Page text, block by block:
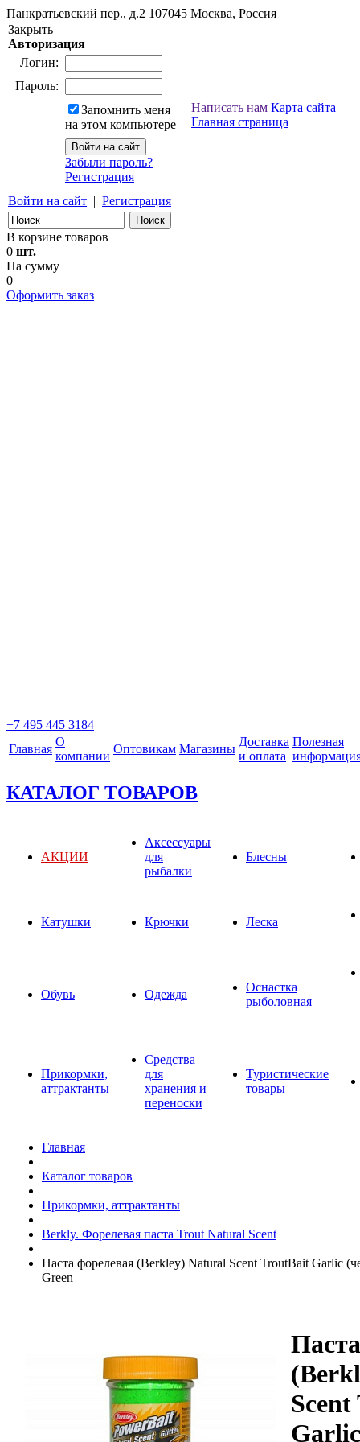
Панкратьевский пер., д.2 107045 Москва, Россия
Закрыть
Авторизация
Логин:
Пароль:
Запомнить меня
на этом компьютере
Забыли пароль?
Регистрация
Войти на сайт | Регистрация
Написать нам Карта сайта
Главная страница
В корзине товаров
0 шт.
На сумму
0
Оформить заказ
+7 495 445 3184
Главная
О
компании
Оптовикам Магазины
Доставка
и оплата
Полезная
КАТАЛОГ ТОВАРОВ
АКЦИИ
Аксессуары
для
рыбалки
Блесны
Катушки Крючки Леска
Обувь Одежда
Оснастка
рыболовная
Прикормки,
аттрактанты
Средства
для
хранения и
переноски
Туристические
товары
Главная
Каталог товаров
Прикормки, аттрактанты
Berkly. Форелевая паста Trout Natural Scent
Паста форелевая (Berkley) Natural Scent TroutBait Garlic
Green